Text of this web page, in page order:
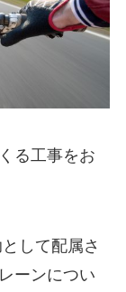
る工事をお
して配属さ
ーンについ